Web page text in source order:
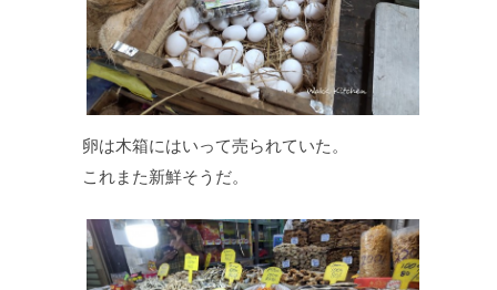
卵は木箱にはいって売られていた。
これまた新鮮そうだ。